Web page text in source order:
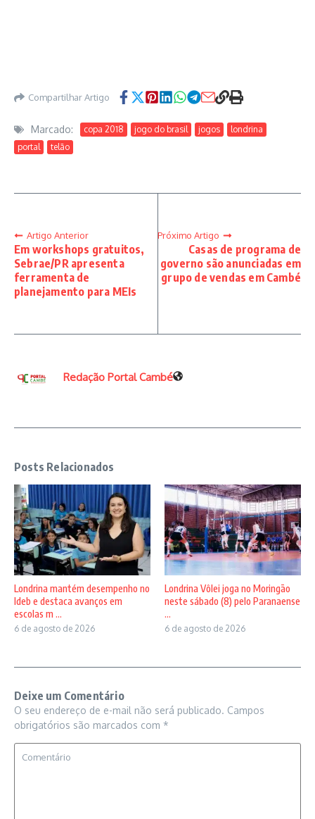
Compartilhar Artigo
Marcado: copa 2018 jogo do brasil jogos
londrina
portal
telão
Artigo Anterior
Em workshops gratuitos,
Sebrae/PR apresenta
ferramenta de
planejamento para MEIs
Próximo Artigo
Casas de programa de
governo são anunciadas em
grupo de vendas em Cambé
Redação Portal Cambé
Posts Relacionados
Londrina mantém desempenho no
Ideb e destaca avanços em
escolas m ...
6 de agosto de 2026
Londrina Vôlei joga no Moringão
neste sábado (8) pelo Paranaense
...
6 de agosto de 2026
Deixe um Comentário
O seu endereço de e-mail não será publicado. Campos
obrigatórios são marcados com *